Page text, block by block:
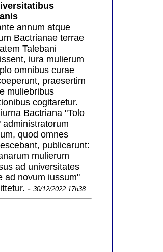
annum atque
Bactrianae terrae
Talebani
iura mulierum
omnibus curae
praesertim
muliebribus
cogitaretur.
Bactriana "Tolo
administratorum
quod omnes
publicarunt:
mulierum
ad universitates
ad novum iussum"
- 30/12/2022 17h38